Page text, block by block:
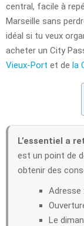
central, facile à
Marseille sans
idéal si tu veux
acheter un City
Vieux-Port et de la
L’essentiel a
est un point de
obtenir des
Adresse
Le